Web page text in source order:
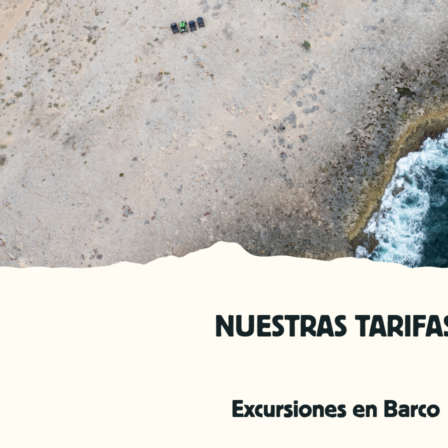
ES
VIAJES
CHARTER
ACERCA DE
CONSEJOS
CONTACTO
NUESTRAS
Excursiones en Barco